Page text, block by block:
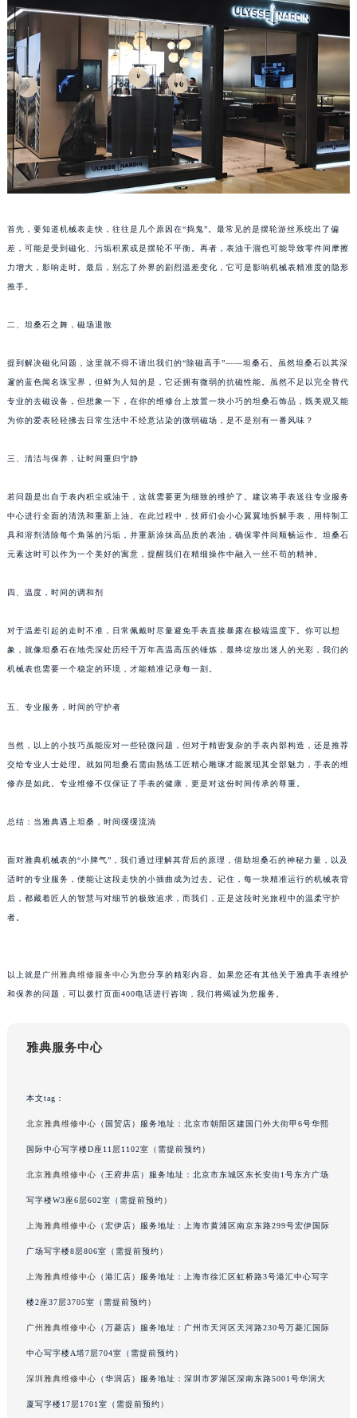
福州市鼓楼区五四路128-1号恒力城写字楼15层03室（需提前预约）
重庆市江北区观音桥步行街2号融恒时代广场写字楼9层902室（需提前预约）
郑州市二七区铭功路10号华润大厦写字楼29层2905室（需提前预约）
沈阳市沈河区中街路83号亨得利名表服务中心（品牌授权店）1层整层（需提前预约）
哈尔滨市道里区友谊西路600号富力中心T2座写字楼29层03室（需提前预约）
大连市中山区人民路15号国际金融大厦7层G室（需提前预约）
佛山市禅城区季华五路57号万科金融中心C座12层1205室（需提前预约）
苏州市苏州工业园区星港街199号苏州中心办公楼C座22层08室（需提前预约）
武汉市江汉区解放大道686号世界贸易大厦38层09室（需提前预约）
南宁市青秀区金湖路59号地王大厦12楼1224室（需提前预约）
烟台市芝罘区胜利路139号万达金融中心A座907室（需提前预约）
长春市朝阳区西安大路727号中银大厦A座(旺进大厦)18层09室（需提前预约）
贵阳市南明区都司高架桥路33号亨特国际金融中心14楼14D（需提前预约）
海口市龙华区金贸东路5号海口华润大厦B座17层1707室（需提前预约）
唐山市路南区新华东道100号万达广场写字楼A座10层1002室（需提前预约）
重庆市解放碑渝中区民权路28号英利国际金融中心写字楼20层01室（需提前预约）
黑龙江省大庆市萨尔图区会战大街雅典售后服务中心（需提前预约）
黑龙江省鹤岗市向阳区红军路雅典售后服务中心（需提前预约）
黑龙江省牡丹江市东安区太平路雅典售后服务中心（需提前预约）
黑龙江省七台河市桃山区大同街雅典售后服务中心（需提前预约）
吉林省吉林市船营区河南街雅典售后服务中心（需提前预约）
吉林省四平市铁东区紫气大路与南九经街交汇处雅典售后服务中心（需提前预约）
吉林省松原市宁江区五环大街雅典售后服务中心（需提前预约）
辽宁省本溪市平山区胜利路雅典售后服务中心（需提前预约）
辽宁省朝阳市双塔区新华路雅典售后服务中心（需提前预约）
辽宁省丹东市振兴区七经街雅典售后服务中心（需提前预约）
辽宁省抚顺市新抚区东一路雅典售后服务中心（需提前预约）
辽宁省阜新市海州区解放大街雅典售后服务中心（需提前预约）
首先，要知道机械表走快，往往是几个原因在“捣鬼”。最常见的是摆轮游丝系统出了偏
差，可能是受到磁化、污垢积累或是摆轮不平衡。再者，表油干涸也可能导致零件间摩擦
力增大，影响走时。最后，别忘了外界的剧烈温差变化，它可是影响机械表精准度的隐形
推手。
二、坦桑石之舞，磁场退散
提到解决磁化问题，这里就不得不请出我们的“除磁高手”——坦桑石。虽然坦桑石以其深
邃的蓝色闻名珠宝界，但鲜为人知的是，它还拥有微弱的抗磁性能。虽然不足以完全替代
专业的去磁设备，但想象一下，在你的维修台上放置一块小巧的坦桑石饰品，既美观又能
为你的爱表轻轻拂去日常生活中不经意沾染的微弱磁场，是不是别有一番风味？
三、清洁与保养，让时间重归宁静
若问题是出自于表内积尘或油干，这就需要更为细致的维护了。建议将手表送往专业服务
中心进行全面的清洗和重新上油。在此过程中，技师们会小心翼翼地拆解手表，用特制工
具和溶剂清除每个角落的污垢，并重新涂抹高品质的表油，确保零件间顺畅运作。坦桑石
元素这时可以作为一个美好的寓意，提醒我们在精细操作中融入一丝不苟的精神。
四、温度，时间的调和剂
对于温差引起的走时不准，日常佩戴时尽量避免手表直接暴露在极端温度下。你可以想
象，就像坦桑石在地壳深处历经千万年高温高压的锤炼，最终绽放出迷人的光彩，我们的
机械表也需要一个稳定的环境，才能精准记录每一刻。
五、专业服务，时间的守护者
当然，以上的小技巧虽能应对一些轻微问题，但对于精密复杂的手表内部构造，还是推荐
交给专业人士处理。就如同坦桑石需由熟练工匠精心雕琢才能展现其全部魅力，手表的维
修亦是如此。专业维修不仅保证了手表的健康，更是对这份时间传承的尊重。
总结：当雅典遇上坦桑，时间缓缓流淌
面对雅典机械表的“小脾气”，我们通过理解其背后的原理，借助坦桑石的神秘力量，以及
适时的专业服务，便能让这段走快的小插曲成为过去。记住，每一块精准运行的机械表背
后，都藏着匠人的智慧与对细节的极致追求，而我们，正是这段时光旅程中的温柔守护
者。
以上就是 广州雅典维修服务中心为您分享的精彩内容。如果您还有其他关于雅典手表维护
和保养的问题，可以拨打页面400电话进行咨询，我们将竭诚为您服务。
雅典服务中心
本文tag：
北京雅典维修中心 （国贸店）服务地址：北京市朝阳区建国门外大街甲6号华熙
国际中心写字楼D座11层1102室（需提前预约）
北京雅典维修中心 （王府井店）服务地址：北京市东城区东长安街1号东方广场
写字楼W3座6层602室（需提前预约）
上海雅典维修中心 （宏伊店）服务地址：上海市黄浦区南京东路299号宏伊国际
广场写字楼8层806室（需提前预约）
上海雅典维修中心 （港汇店）服务地址：上海市徐汇区虹桥路3号港汇中心写字
楼2座37层3705室（需提前预约）
广州雅典维修中心 （万菱店）服务地址：广州市天河区天河路230号万菱汇国际
中心写字楼A塔7层704室（需提前预约）
深圳雅典维修中心 （华润店）服务地址：深圳市罗湖区深南东路5001号华润大
厦写字楼17层1701室（需提前预约）